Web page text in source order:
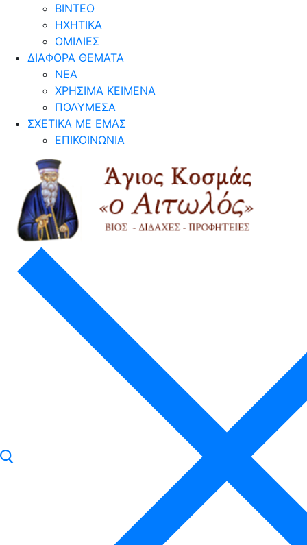
ΒΙΝΤΕΟ
ΗΧΗΤΙΚΑ
ΟΜΙΛΙΕΣ
ΔΙΑΦΟΡΑ ΘΕΜΑΤΑ
ΝΕΑ
ΧΡΗΣΙΜΑ ΚΕΙΜΕΝΑ
ΠΟΛΥΜΕΣΑ
ΣΧΕΤΙΚΑ ΜΕ ΕΜΑΣ
ΕΠΙΚΟΙΝΩΝΙΑ